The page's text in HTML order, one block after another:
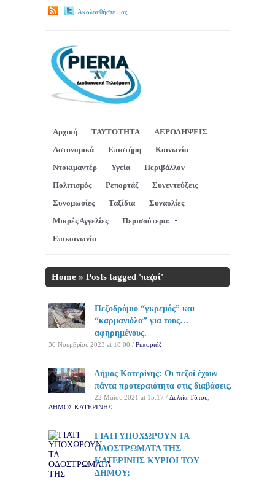
Ακολουθήστε μας.
Αρχική ΤΑΥΤΟΤΗΤΑ
ΑΕΡΟΛΗΨΕΙΣ
Αστυνομικά
Επιστήμη
Κοινωνία
Ντοκιμαντέρ
Υγεία
Περιβάλλον
Πολιτισμός
Ρεπορτάζ
Συνεντεύξεις
Συνομωσίες
Ταξίδια
Συναυλίες
Μικρές Αγγελίες
Περισσότερα:
Επικοινωνία
Home » Posts tagged 'πεζοί'
Πεζοδρόμιο “γκρεμός” και
“καρμανιόλα” για τους…
αφηρημένους.
30 Νοεμβρίου 2023 at 18:00 / Ρεπορτάζ
Δήμος Κατερίνης: Οι πεζοί έχουν
πάντα προτεραιότητα στις διαβάσεις.
22 Μαΐου 2021 at 15:17 / Δελτία Τύπου
ΔΗΜΟΣ ΚΑΤΕΡΙΝΗΣ
ΓΙΑΤΙ ΥΠΟΧΩΡΟΥΝ ΤΑ
ΟΔΟΣΤΡΩΜΑΤΑ ΤΗΣ
ΚΑΤΕΡΙΝΗΣ ΚΥΡΙΟΙ ΤΟΥ
ΔΗΜΟΥ;